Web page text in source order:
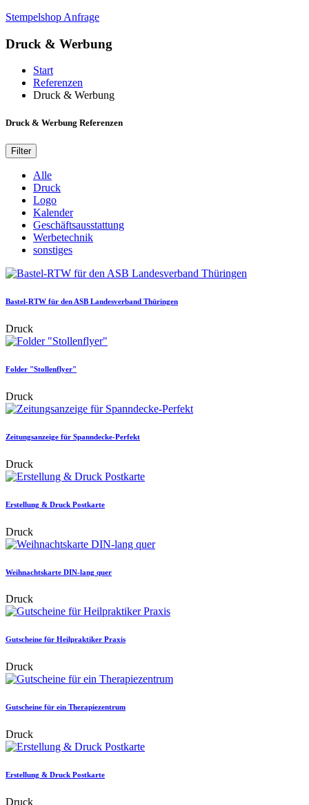
Stempelshop Anfrage
Druck & Werbung
Start
Referenzen
Druck & Werbung
Druck & Werbung Referenzen
Filter
Alle
Druck
Logo
Kalender
Geschäftsausstattung
Werbetechnik
sonstiges
Bastel-RTW für den ASB Landesverband Thüringen
Druck
Folder "Stollenflyer"
Druck
Zeitungsanzeige für Spanndecke-Perfekt
Druck
Erstellung & Druck Postkarte
Druck
Weihnachtskarte DIN-lang quer
Druck
Gutscheine für Heilpraktiker Praxis
Druck
Gutscheine für ein Therapiezentrum
Druck
Erstellung & Druck Postkarte
Druck